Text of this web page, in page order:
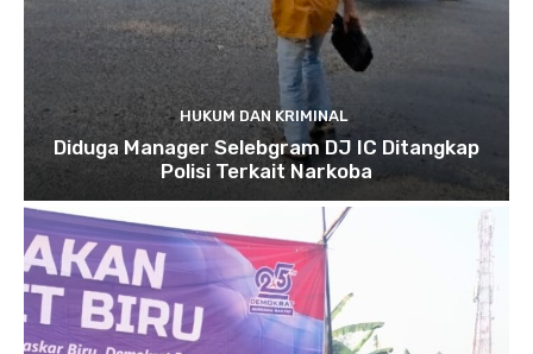
HUKUM DAN KRIMINAL
Diduga Manager Selebgram DJ IC Ditangkap
Polisi Terkait Narkoba